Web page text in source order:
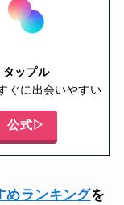
タップル
ぐに出会いやすい
公式▷
めランキングを